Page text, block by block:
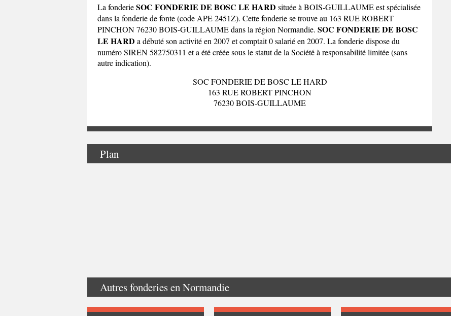
La fonderieSOC FONDERIE DE BOSC LE HARD située à BOIS-GUILLAUME est spécialisée
dans la fonderie de fonte (code APE 2451Z). Cette fonderie se trouve au 163 RUE ROBERT
PINCHON 76230 BOIS-GUILLAUME dans la région Normandie. SOC FONDERIE DE BOSC
LE HARD a débuté son activité en 2007 et comptait 0 salarié en 2007. La fonderie dispose du
numéro SIREN 582750311 et a été créée sous le statut de la Société à responsabilité limitée (sans
autre indication).
SOC FONDERIE DE BOSC LE HARD
163 RUE ROBERT PINCHON
76230 BOIS-GUILLAUME
Plan
Autres fonderies en Normandie